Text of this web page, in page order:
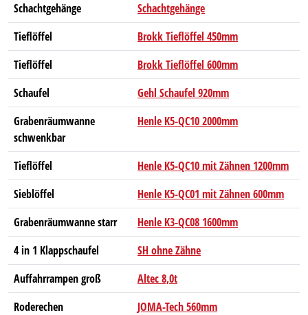
Schachtgehänge
Schachtgehänge
Tieflöffel
Brokk Tieflöffel 450mm
Tieflöffel
Brokk Tieflöffel 600mm
Schaufel
Gehl Schaufel 920mm
Grabenräumwanne
schwenkbar
Henle K5-QC10 2000mm
Tieflöffel
Henle K5-QC10 mit Zähnen 1200mm
Sieblöffel
Henle K5-QC01 mit Zähnen 600mm
Grabenräumwanne starr
Henle K3-QC08 1600mm
4 in 1 Klappschaufel
SH ohne Zähne
Auffahrrampen groß
Altec 8,0t
Roderechen
JOMA-Tech 560mm